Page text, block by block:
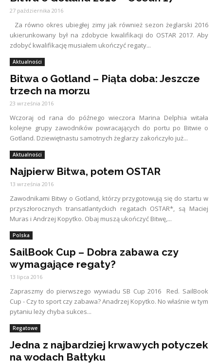
27 października 2016
Za równo okres ubiegłej zimy jak również sezon żeglarski 2016
ukierunkowany był na zdobycie kwalifikacji do OSTAR 2017. Aby
zdobyć kwalifikację musiałem ukończyć regaty...
Aktualności
Bitwa o Gotland – Piąta doba: Jeszcze
trzech na morzu
23 września 2016
Wczoraj od rana do późnego wieczora Marina Delphia witała
kolejne grupy zawodników powracających do portu po Bitwie o
Gotland. Dziewiętnastu samotnych żeglarzy zakończyło już...
Aktualności
Najpierw Bitwa, potem OSTAR
13 września 2016
Zawodnikami Bitwy o Gotland, którzy przygotowują się do startu w
przyszłorocznych transatlantyckich regatach OSTAR*, są Maciej
Muras i Andrzej Kopytko. Obaj muszą ukończyć Bitwę,...
Polska
SailBook Cup – Dobra zabawa czy
wymagające regaty?
13 lipca 2016
Zapraszmy do pierwszego wywiadu SB Cup 2016 Red. SailBook
Cup - Czy to sport czy zabawa? Anadrzej Kopytko. No właśnie w tym
pytaniu leży chyba sukces...
Regatowe
Jedna z najbardziej krwawych potyczek
na wodach Bałtyku